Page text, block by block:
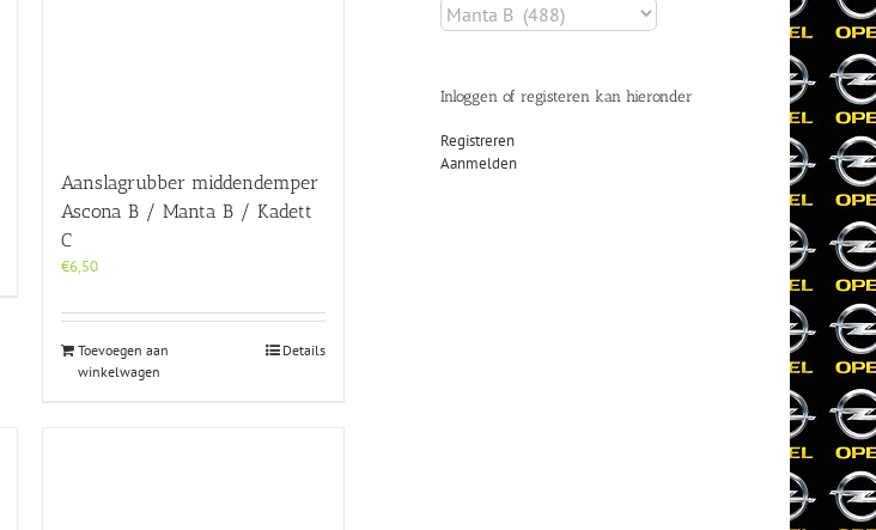
Aanslagrubber middendemper
Ascona B / Manta B / Kadett
C
€6,50
Toevoegen aan
winkelwagen
Details
Inloggen of registeren kan hieronder
Registreren
Aanmelden